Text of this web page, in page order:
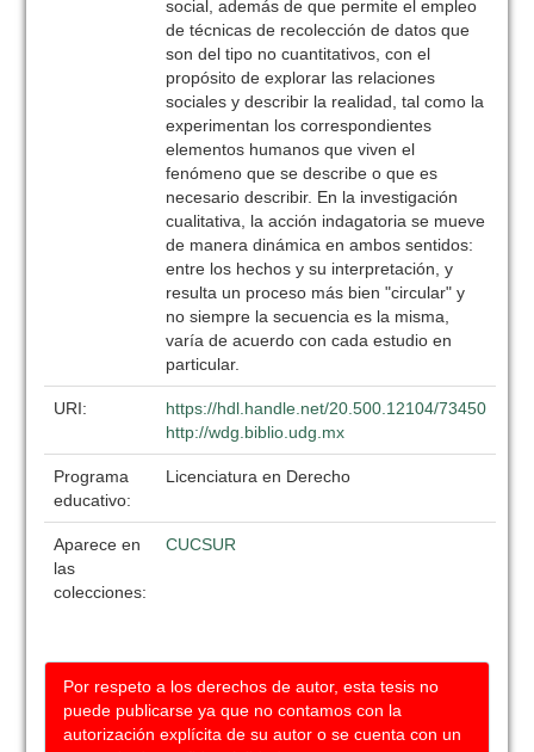
social, además de que permite el empleo
de técnicas de recolección de datos que
son del tipo no cuantitativos, con el
propósito de explorar las relaciones
sociales y describir la realidad, tal como la
experimentan los correspondientes
elementos humanos que viven el
fenómeno que se describe o que es
necesario describir. En la investigación
cualitativa, la acción indagatoria se mueve
de manera dinámica en ambos sentidos:
entre los hechos y su interpretación, y
resulta un proceso más bien "circular" y
no siempre la secuencia es la misma,
varía de acuerdo con cada estudio en
particular.
URI:
https://hdl.handle.net/20.500.12104/73450
http://wdg.biblio.udg.mx
Programa
educativo:
Licenciatura en Derecho
Aparece en
las
colecciones:
CUCSUR
Por respeto a los derechos de autor, esta tesis no
puede publicarse ya que no contamos con la
autorización explícita de su autor o se cuenta con un